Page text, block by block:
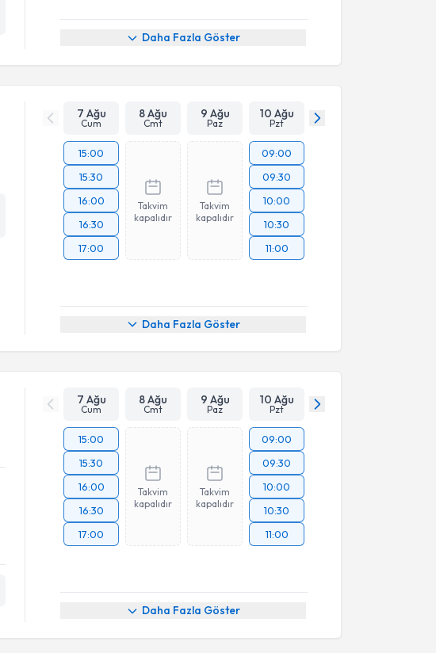
Daha Fazla Göster
7 Ağu
Cum
8 Ağu
Cmt
9 Ağu
Paz
10 Ağu
Pzt
15:00
15:30
16:00
16:30
17:00
Takvim
kapalıdır
Takvim
kapalıdır
09:00
09:30
10:00
10:30
11:00
Daha Fazla Göster
7 Ağu
Cum
8 Ağu
Cmt
9 Ağu
Paz
10 Ağu
Pzt
15:00
15:30
16:00
16:30
17:00
Takvim
kapalıdır
Takvim
kapalıdır
09:00
09:30
10:00
10:30
11:00
Daha Fazla Göster